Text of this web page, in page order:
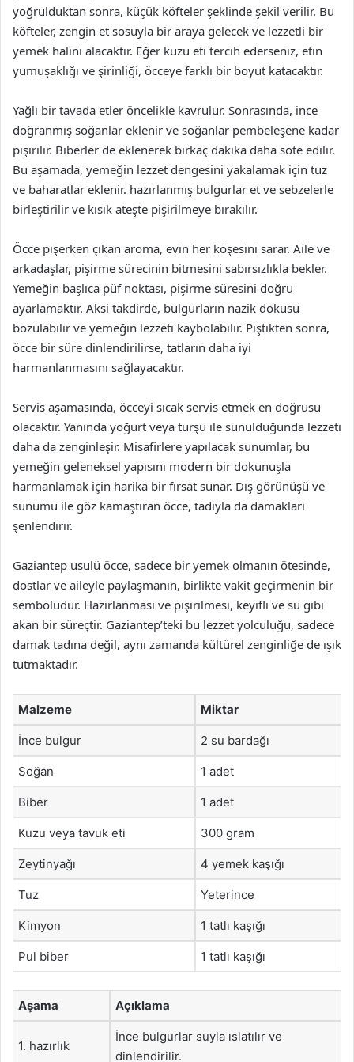
yoğrulduktan sonra, küçük köfteler şeklinde şekil verilir. Bu
köfteler, zengin et sosuyla bir araya gelecek ve lezzetli bir
yemek halini alacaktır. Eğer kuzu eti tercih ederseniz, etin
yumuşaklığı ve şirinliği, öcceye farklı bir boyut katacaktır.
Yağlı bir tavada etler öncelikle kavrulur. Sonrasında, ince
doğranmış soğanlar eklenir ve soğanlar pembeleşene kadar
pişirilir. Biberler de eklenerek birkaç dakika daha sote edilir.
Bu aşamada, yemeğin lezzet dengesini yakalamak için tuz
ve baharatlar eklenir. hazırlanmış bulgurlar et ve sebzelerle
birleştirilir ve kısık ateşte pişirilmeye bırakılır.
Öcce pişerken çıkan aroma, evin her köşesini sarar. Aile ve
arkadaşlar, pişirme sürecinin bitmesini sabırsızlıkla bekler.
Yemeğin başlıca püf noktası, pişirme süresini doğru
ayarlamaktır. Aksi takdirde, bulgurların nazik dokusu
bozulabilir ve yemeğin lezzeti kaybolabilir. Piştikten sonra,
öcce bir süre dinlendirilirse, tatların daha iyi
harmanlanmasını sağlayacaktır.
Servis aşamasında, öcceyi sıcak servis etmek en doğrusu
olacaktır. Yanında yoğurt veya turşu ile sunulduğunda lezzeti
daha da zenginleşir. Misafirlere yapılacak sunumlar, bu
yemeğin geleneksel yapısını modern bir dokunuşla
harmanlamak için harika bir fırsat sunar. Dış görünüşü ve
sunumu ile göz kamaştıran öcce, tadıyla da damakları
şenlendirir.
Gaziantep usulü öcce, sadece bir yemek olmanın ötesinde,
dostlar ve aileyle paylaşmanın, birlikte vakit geçirmenin bir
sembolüdür. Hazırlanması ve pişirilmesi, keyifli ve su gibi
akan bir süreçtir. Gaziantep’teki bu lezzet yolculuğu, sadece
damak tadına değil, aynı zamanda kültürel zenginliğe de ışık
tutmaktadır.
Malzeme Miktar
İnce bulgur 2 su bardağı
Soğan 1 adet
Biber 1 adet
Kuzu veya tavuk eti 300 gram
Zeytinyağı 4 yemek kaşığı
Tuz Yeterince
Kimyon 1 tatlı kaşığı
Pul biber 1 tatlı kaşığı
Aşama Açıklama
1. hazırlık
İnce bulgurlar suyla ıslatılır ve
dinlendirilir.